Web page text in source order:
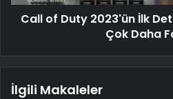
Call of Duty 2023'ün İlk
Çok Daha
İlgili Makaleler